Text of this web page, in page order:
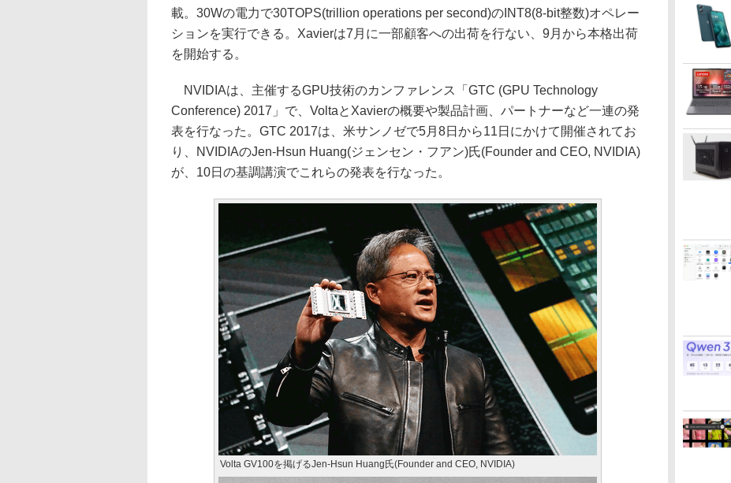
載。30Wの電力で30TOPS(trillion operations per second)のINT8(8-bit整数)オペレー
ションを実行できる。Xavierは7月に一部顧客への出荷を行ない、9月から本格出荷
を開始する。
NVIDIAは、主催するGPU技術のカンファレンス「GTC (GPU Technology
Conference) 2017」で、VoltaとXavierの概要や製品計画、パートナーなど一連の発
表を行なった。GTC 2017は、米サンノゼで5月8日から11日にかけて開催されてお
り、NVIDIAのJen-Hsun Huang(ジェンセン・フアン)氏(Founder and CEO, NVIDIA)
が、10日の基調講演でこれらの発表を行なった。
Volta GV100を掲げるJen-Hsun Huang氏(Founder and CEO, NVIDIA)